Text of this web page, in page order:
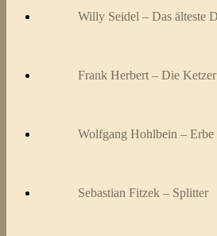
Willy Seidel – Das älteste
Frank Herbert – Die
Wolfgang Hohlbein –
Sebastian Fitzek – Splitter